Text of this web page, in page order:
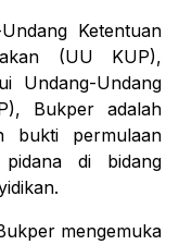
Ketentuan
(UU KUP),
Undang-Undang
Bukper adalah
bukti permulaan
di bidang
mengemuka